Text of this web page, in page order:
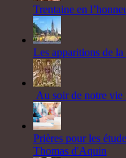
Trentaine en
Les apparitions de
Au soir de notre vie
Prières pour les
Thomas d'Aquin